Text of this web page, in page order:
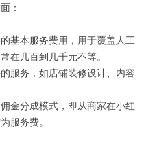
：
基本服务费用，用于覆盖人工
在几百到几千元不等。
服务，如店铺装修设计、内容
金分成模式，即从商家在小红
服务费。